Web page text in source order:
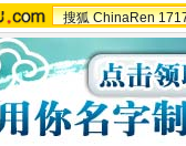
搜狐 ChinaRen